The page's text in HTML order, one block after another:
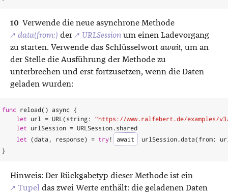
Verwende die neue asynchrone Methode
↗ data(from:) der ↗ URLSession um einen Ladevorgang
zu starten. Verwende das Schlüsselwort await, um an
der Stelle die Ausführung der Methode zu
unterbrechen und erst fortzusetzen, wenn die Daten
geladen wurden:
func reload() async {
let url = URL (string:
"https://www.ralfebert.de/examples/
let urlSession = URLSession.shared
let (data , response) = try! await urlSession.data(from:
}
Hinweis: Der Rückgabetyp dieser Methode ist ein
↗ Tupel das zwei Werte enthält: die geladenen Daten